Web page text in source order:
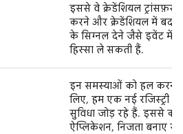
इससे वे क्रेडेंशियल ट्रांसफ़र
करने और क्रेडेंशियल में
के सिग्नल देने जैसे इवेंट में
हिस्सा ले सकती हैं.
इन समस्याओं को हल करने
लिए, हम एक नई रजिस्ट्री
सुविधा जोड़ रहे हैं. इससे
ऐप्लिकेशन, निजता बनाए